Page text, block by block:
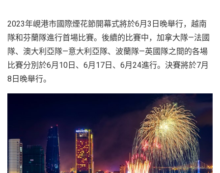
2023年峴港市國際煙花節開幕式將於6月3日晚舉行，越南
隊和芬蘭隊進行首場比賽。後續的比賽中，加拿大隊—法國
隊、澳大利亞隊—意大利亞隊、波蘭隊—英國隊之間的各場
比賽分別於6月10日、6月17日、6月24進行。決賽將於7月
8日晚舉行。